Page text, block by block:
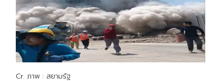
Cr. ภาพ : สยามรัฐ